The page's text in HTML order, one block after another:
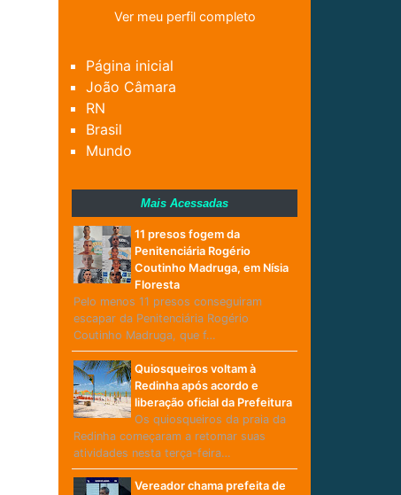
Ver meu perfil completo
Página inicial
João Câmara
RN
Brasil
Mundo
Mais Acessadas
11 presos fogem da
Penitenciária Rogério
Coutinho Madruga, em Nísia
Floresta
Pelo menos 11 presos conseguiram
escapar da Penitenciária Rogério
Coutinho Madruga, que f…
Quiosqueiros voltam à
Redinha após acordo e
liberação oficial da Prefeitura
Os quiosqueiros da praia da
Redinha começaram a retomar suas
atividades nesta terça-feira…
Vereador chama prefeita de